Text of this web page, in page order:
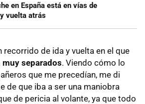
en España está en vías de
vuelta atrás
recorrido de ida y vuelta en el que
separados. Viendo cómo lo
que me precedían, me di
de que iba a ser una maniobra
de pericia al volante, ya que todo